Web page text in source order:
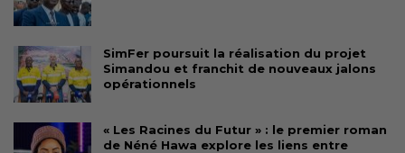
SimFer poursuit la réalisation du projet
Simandou et franchit de nouveaux jalons
opérationnels
« Les Racines du Futur » : le premier roman
de Néné Hawa explore les liens entre